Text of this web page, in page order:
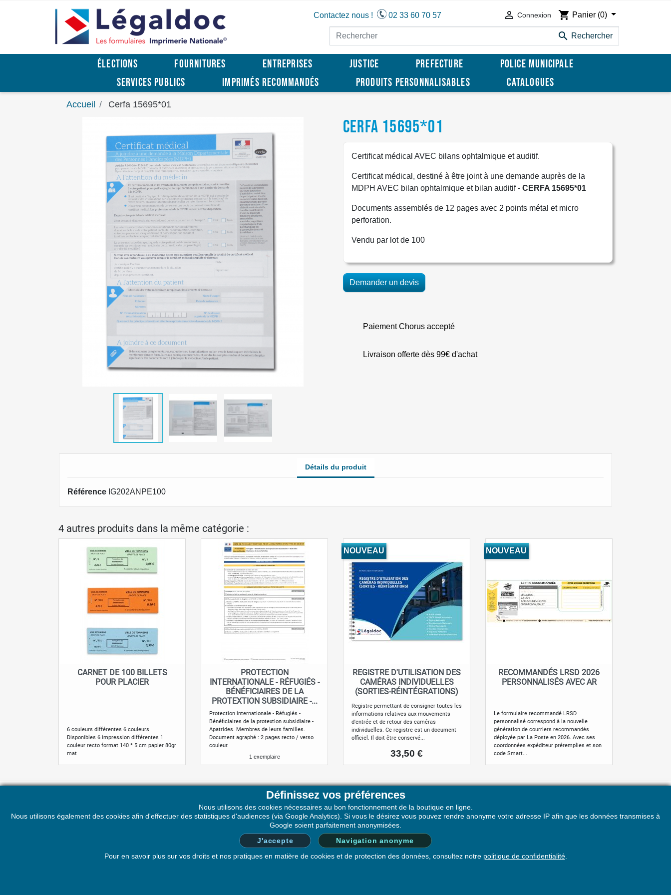
Contactez nous ! 02 33 60 70 57  Connexion shopping_cart Panier (0)
 Rechercher
ÉLECTIONS FOURNITURES ENTREPRISES JUSTICE PREFECTURE
POLICE MUNICIPALE
SERVICES PUBLICS
IMPRIMÉS RECOMMANDÉS PRODUITS PERSONNALISABLES CATALOGUES
Accueil Cerfa 15695*01
CERFA 15695*01
Certificat médical AVEC bilans ophtalmique et auditif.
Certificat médical, destiné à être joint à une demande auprès de la
MDPH AVEC bilan ophtalmique et bilan auditif - CERFA 15695*01
Documents assemblés de 12 pages avec 2 points métal et micro
perforation.
Vendu par lot de 100
Demander un devis
Paiement Chorus accepté
Livraison offerte dès 99€ d'achat
Détails du produit
Référence IG202ANPE100
4 autres produits dans la même catégorie :
Aperçu rapide
CARNET DE 100 BILLETS
POUR PLACIER
6 couleurs différentes 6 couleurs
Disponibles 6 impression différentes 1
couleur recto format 140 * 5 cm papier 80gr
mat
Aperçu rapide
PROTECTION
INTERNATIONALE - RÉFUGIÉS -
BÉNÉFICIAIRES DE LA
PROTEXTION SUBSIDIAIRE -...
Protection internationale - Réfugiés -
Bénéficiaires de la protextion subsidiaire -
Apatrides. Membres de leurs familles.
Document agraphé : 2 pages recto / verso
couleur.
1 exemplaire
Aperçu rapide
REGISTRE D'UTILISATION DES
CAMÉRAS INDIVIDUELLES
(SORTIES-RÉINTÉGRATIONS)
Registre permettant de consigner toutes les
informations relatives aux mouvements
d'entrée et de retour des caméras
individuelles. Ce registre est un document
officiel. Il doit être conservé...
Prix
33,50 €
NOUVEAU
Aperçu rapide
RECOMMANDÉS LRSD 2026
PERSONNALISÉS AVEC AR
Le formulaire recommandé LRSD
personnalisé correspond à la nouvelle
génération de courriers recommandés
déployée par La Poste en 2026. Avec ses
coordonnées expéditeur préremplies et son
code Smart...
NOUVEAU
PRODUITS
Promotion sur les recommandés !
NOTRE SOCIÉTÉ
Politique de Confidentialité
Conditions Générales de Vente –
LEGALDOC SAS
VOTRE COMPTE
Informations personnelles
Commandes
Avoirs
A PROPOS DE LA BOUTIQUE
12 route des 4 vents
Définissez vos préférences
Nous utilisons des cookies nécessaires au bon fonctionnement de la boutique en ligne.
Nous utilisons également des cookies afin d'effectuer des statistiques d'audiences (via Google Analytics). Si vous le désirez vous pouvez rendre anonyme votre adresse IP afin que les données transmises à
Google soient parfaitement anonymisées.
J'accepte
Navigation anonyme
Pour en savoir plus sur vos droits et nos pratiques en matière de cookies et de protection des données, consultez notre politique de confidentialité.